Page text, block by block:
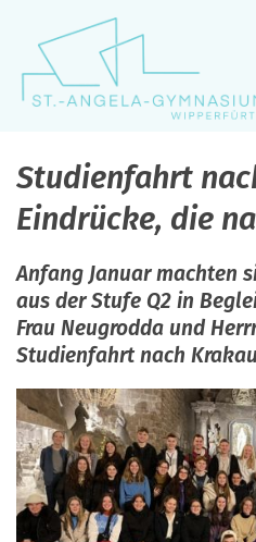
Zum Inhalt springen
Studienfahrt
Eindrücke, die
Anfang Januar machten
aus der Stufe Q2 in
Frau Neugrodda und
Studienfahrt nach